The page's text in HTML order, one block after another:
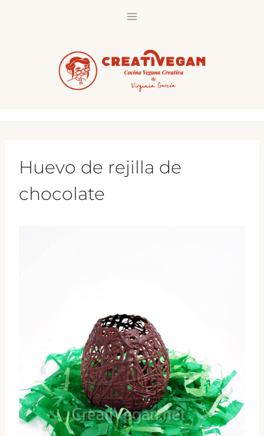
Huevo de rejilla de
chocolate